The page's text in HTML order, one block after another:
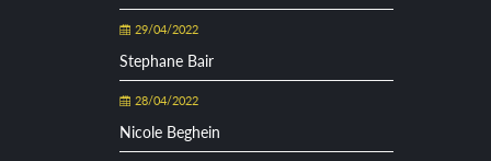
29/04/2022
Stephane Bair
28/04/2022
Nicole Beghein